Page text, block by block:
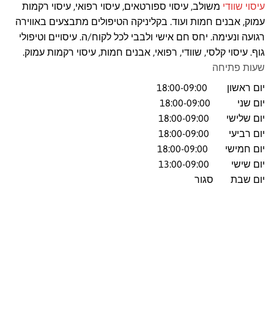
עיסוי שוודי משולב, עיסוי ספורטאים, עיסוי רפואי, עיסוי רקמות
עמוק, אבנים חמות ועוד. בקליניקה הטיפולים מתבצעים באווירה
רגועה ונעימה. יחס חם אישי ולבבי לכל לקוח/ה. עיסויים וטיפולי
גוף. עיסוי קלסי, שוודי, רפואי, אבנים חמות, עיסוי רקמות עמוק.
שעות פתיחה
יום ראשון 18:00-09:00
יום שני 18:00-09:00
יום שלישי 18:00-09:00
יום רביעי 18:00-09:00
יום חמישי 18:00-09:00
יום שישי 13:00-09:00
יום שבת סגור